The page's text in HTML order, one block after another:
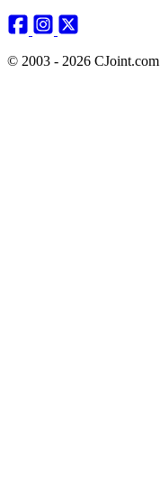
© 2003 - 2026 CJoint.com